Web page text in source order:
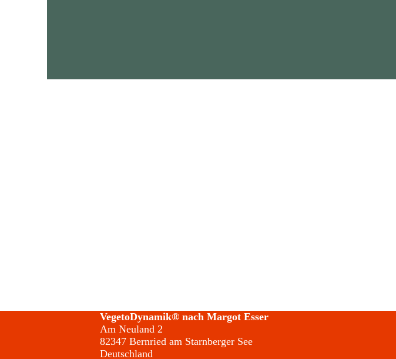
VegetoDynamik® nach Margot Esser
Am Neuland 2
82347 Bernried am Starnberger See
Deutschland